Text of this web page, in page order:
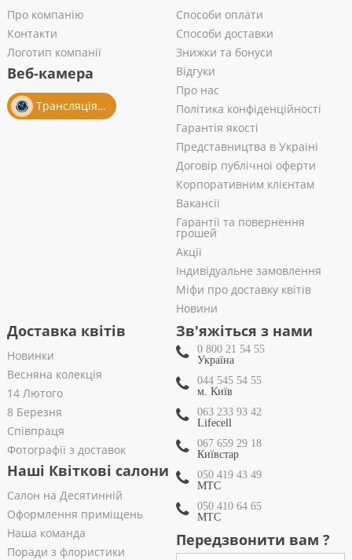
Про компанію
Контакти
Логотип компанії
Веб-камера
Трансляція із салону
Способи оплати
Способи доставки
Знижки та бонуси
Відгуки
Про нас
Політика конфіденційності
Гарантія якості
Представництва в Україні
Договір публічної оферти
Корпоративним клієнтам
Вакансії
Гарантії та повернення
грошей
Акції
Індивідуальне замовлення
Міфи про доставку квітів
Новини
Доставка квітів
Новинки
Весняна колекція
14 Лютого
8 Березня
Співпраця
Фотографії з доставок
Наші Квіткові салони
Салон на Десятинній
Оформлення приміщень
Наша команда
Поради з флористики
Зв'яжіться з нами
0 800 21 54 55
Україна
044 545 54 55
м. Київ
063 233 93 42
Lifecell
067 659 29 18
Київстар
050 419 43 49
МТС
050 410 64 65
МТС
Передзвонити вам ?